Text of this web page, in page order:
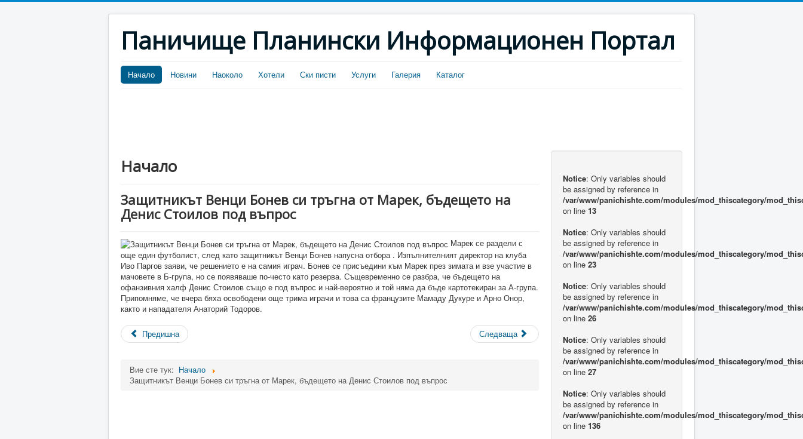
Паничище Планински Информационен Портал
Начало Новини Наоколо Хотели Ски писти Услуги Галерия Каталог
Начало
Защитникът Венци Бонев си тръгна от Марек, бъдещето на
Денис Стоилов под въпрос
Марек се раздели с
още един футболист, след като защитникът Венци Бонев напусна отбора . Изпълнителният директор на клуба
Иво Паргов заяви, че решението е на самия играч. Бонев се присъедини към Марек през зимата и взе участие в
мачовете в Б-група, но се появяваше по-често като резерва. Същевременно се разбра, че бъдещето на
офанзивния халф Денис Стоилов също е под въпрос и най-вероятно и той няма да бъде картотекиран за А-група.
Припомняме, че вчера бяха освободени още трима играчи и това са французите Мамаду Дукуре и Арно Онор,
както и нападателя Анаторий Тодоров.
Предишна Следваща
Вие сте тук: Начало
Защитникът Венци Бонев си тръгна от Марек, бъдещето на Денис Стоилов под въпрос
Notice: Only variables should
be assigned by reference in
/var/www/panichishte.com/modules/mod_thiscategory/
on line 13
Notice: Only variables should
be assigned by reference in
/var/www/panichishte.com/modules/mod_thiscategory/
on line 23
Notice: Only variables should
be assigned by reference in
/var/www/panichishte.com/modules/mod_thiscategory/
on line 26
Notice: Only variables should
be assigned by reference in
/var/www/panichishte.com/modules/mod_thiscategory/
on line 27
Notice: Only variables should
be assigned by reference in
/var/www/panichishte.com/modules/mod_thiscategory/
on line 136